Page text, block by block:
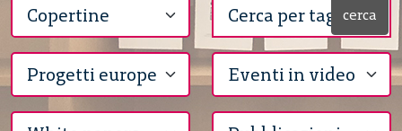
cerca